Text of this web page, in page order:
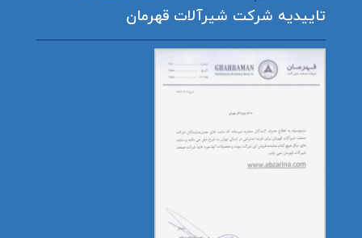
تاییدیه شرکت شیرآلات قهرمان